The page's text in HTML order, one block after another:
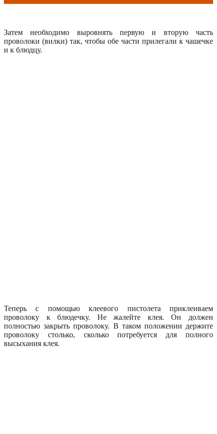
Затем необходимо выровнять первую и вторую часть
проволоки (вилки) так, чтобы обе части прилегали к чашечке
и к блюдцу.
Теперь с помощью клеевого пистолета приклеиваем
проволоку к блюдечку. Не жалейте клея. Он должен
полностью закрыть проволоку. В таком положении держите
проволоку столько, сколько потребуется для полного
высыхания клея.